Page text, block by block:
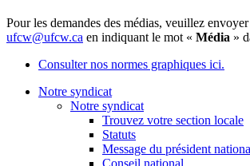
Pour les demandes des médias, veuillez
ufcw@ufcw.ca en indiquant le mot « Média »
Consulter nos normes graphiques ici.
Notre syndicat
Notre syndicat
Trouvez votre section locale
Statuts
Message du président
Conseil national